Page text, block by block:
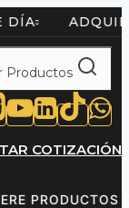
DE DÍA
Productos
COTIZACIÓN